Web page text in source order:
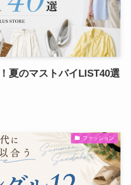
夏のマストバイLIST40選
ファッション